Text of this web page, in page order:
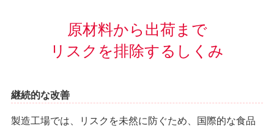
原材料から出荷まで
リスクを排除するしくみ
継続的な改善
製造工場では、リスクを未然に防ぐため、国際的な食品